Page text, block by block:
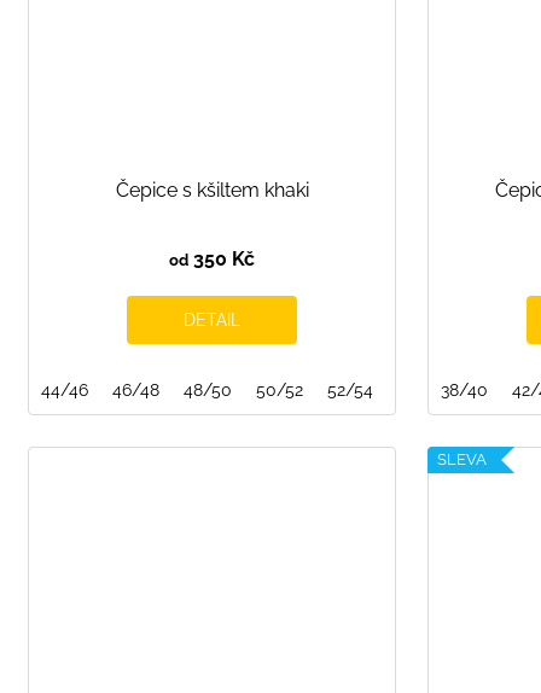
Čepice s kšiltem khaki
od 350 Kč
DETAIL
44/46 46/48 48/50 50/52 52/54 54/5638/40
SLEVA